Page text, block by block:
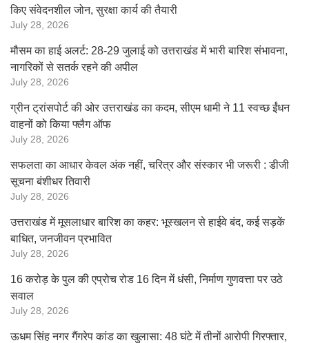
किए संवेदनशील जोन, सुरक्षा कार्य की तैयारी
July 28, 2026
मौसम का हाई अलर्ट: 28-29 जुलाई को उत्तराखंड में भारी बारिश संभावना,
नागरिकों से सतर्क रहने की अपील
July 28, 2026
ग्रीन ट्रांसपोर्ट की ओर उत्तराखंड का कदम, सीएम धामी ने 11 स्वच्छ ईंधन
वाहनों को किया फ्लैग ऑफ
July 28, 2026
सफलता का आधार केवल अंक नहीं, चरित्र और संस्कार भी जरूरी : डीजी
सूचना बंशीधर तिवारी
July 28, 2026
उत्तराखंड में मूसलाधार बारिश का कहर: भूस्खलन से हाईवे बंद, कई सड़कें
बाधित, जनजीवन प्रभावित
July 28, 2026
16 करोड़ के पुल की एप्रोच रोड 16 दिन में धंसी, निर्माण गुणवत्ता पर उठे
सवाल
July 28, 2026
ऊधम सिंह नगर गैंगरेप कांड का खुलासा: 48 घंटे में तीनों आरोपी गिरफ्तार,